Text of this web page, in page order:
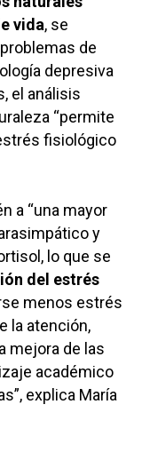
vida, se
de
depresiva
el análisis
“permite
fisiológico
a “una mayor
y
lo que se
del estrés
menos estrés
la atención,
mejora de las
académico
explica María